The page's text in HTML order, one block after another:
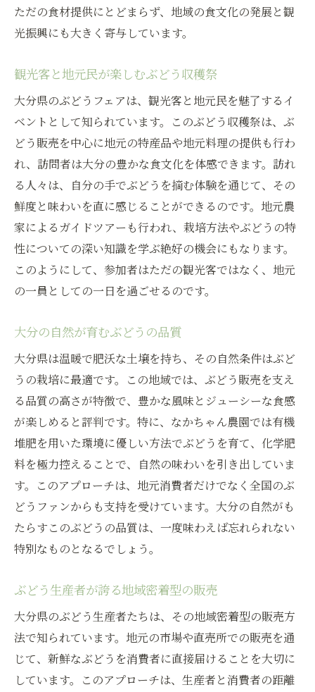
ただの食材提供にとどまらず、地域の食文化の発展と観
光振興にも大きく寄与しています。
観光客と地元民が楽しむぶどう収穫祭
大分県のぶどうフェアは、観光客と地元民を魅了するイ
ベントとして知られています。このぶどう収穫祭は、ぶ
どう販売を中心に地元の特産品や地元料理の提供も行わ
れ、訪問者は大分の豊かな食文化を体感できます。訪れ
る人々は、自分の手でぶどうを摘む体験を通じて、その
鮮度と味わいを直に感じることができるのです。地元農
家によるガイドツアーも行われ、栽培方法やぶどうの特
性についての深い知識を学ぶ絶好の機会にもなります。
このようにして、参加者はただの観光客ではなく、地元
の一員としての一日を過ごせるのです。
大分の自然が育むぶどうの品質
大分県は温暖で肥沃な土壌を持ち、その自然条件はぶど
うの栽培に最適です。この地域では、ぶどう販売を支え
る品質の高さが特徴で、豊かな風味とジューシーな食感
が楽しめると評判です。特に、なかちゃん農園では有機
堆肥を用いた環境に優しい方法でぶどうを育て、化学肥
料を極力控えることで、自然の味わいを引き出していま
す。このアプローチは、地元消費者だけでなく全国のぶ
どうファンからも支持を受けています。大分の自然がも
たらすこのぶどうの品質は、一度味わえば忘れられない
特別なものとなるでしょう。
ぶどう生産者が誇る地域密着型の販売
大分県のぶどう生産者たちは、その地域密着型の販売方
法で知られています。地元の市場や直売所での販売を通
じて、新鮮なぶどうを消費者に直接届けることを大切に
しています。このアプローチは、生産者と消費者の距離